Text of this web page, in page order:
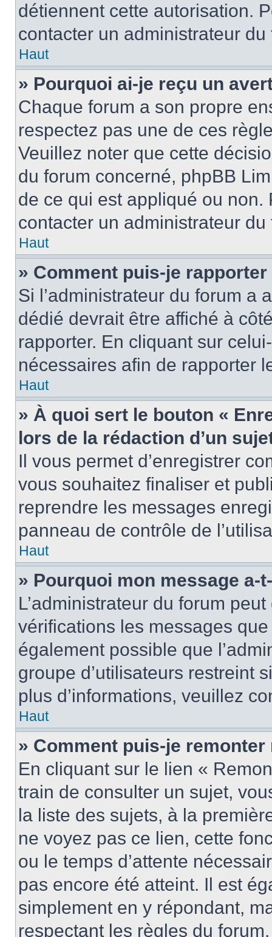
détiennent cette autorisation.
contacter un administrateur du
Haut
» Pourquoi ai-je reçu un
Chaque forum a son propre
respectez pas une de ces
Veuillez noter que cette
du forum concerné, phpBB
de ce qui est appliqué ou non.
contacter un administrateur du
Haut
» Comment puis-je
Si l’administrateur du forum a
dédié devrait être affiché à
rapporter. En cliquant sur
nécessaires afin de rapporter
Haut
» À quoi sert le bouton «
lors de la rédaction d’un
Il vous permet d’enregistrer
vous souhaitez finaliser et
reprendre les messages
panneau de contrôle de
Haut
» Pourquoi mon message a-
L’administrateur du forum
vérifications les messages
également possible que
groupe d’utilisateurs restreint
plus d’informations, veuillez
Haut
» Comment puis-je
En cliquant sur le lien «
train de consulter un sujet,
la liste des sujets, à la
ne voyez pas ce lien, cette
ou le temps d’attente
pas encore été atteint. Il est
simplement en y répondant,
respectant les règles du forum.